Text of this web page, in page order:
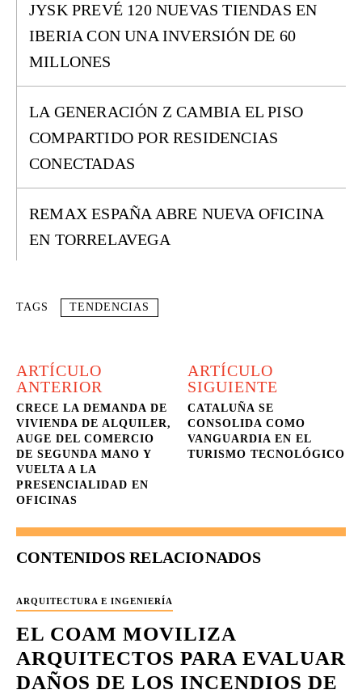
JYSK PREVÉ 120 NUEVAS TIENDAS EN
IBERIA CON UNA INVERSIÓN DE 60
MILLONES
LA GENERACIÓN Z CAMBIA EL PISO
COMPARTIDO POR RESIDENCIAS
CONECTADAS
REMAX ESPAÑA ABRE NUEVA OFICINA
EN TORRELAVEGA
TAGS TENDENCIAS
ARTÍCULO
ANTERIOR
CRECE LA DEMANDA DE
VIVIENDA DE ALQUILER,
AUGE DEL COMERCIO
DE SEGUNDA MANO Y
VUELTA A LA
PRESENCIALIDAD EN
OFICINAS
ARTÍCULO
SIGUIENTE
CATALUÑA SE
CONSOLIDA COMO
VANGUARDIA EN EL
TURISMO TECNOLÓGICO
CONTENIDOS RELACIONADOS
ARQUITECTURA E INGENIERÍA
EL COAM MOVILIZA
ARQUITECTOS PARA EVALUAR
DAÑOS DE LOS INCENDIOS DE